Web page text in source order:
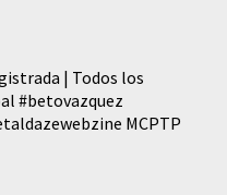
| Todos los
#betovazquez
MCPTP